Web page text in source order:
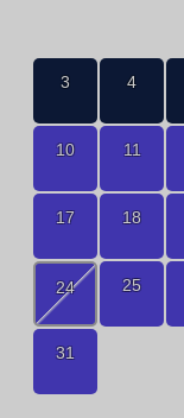
3 4
10 11
17 18
24 25
31